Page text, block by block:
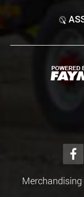
Merchandising